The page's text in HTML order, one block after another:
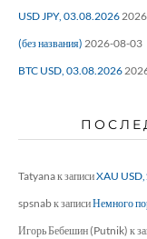
USD JPY, 03.08.2026
(без названия) 2026-08-03
BTC USD, 03.08.2026
Tatyanaк записиXAU
spsnabк записиНемного
Игорь Бебешин (Putnik) к